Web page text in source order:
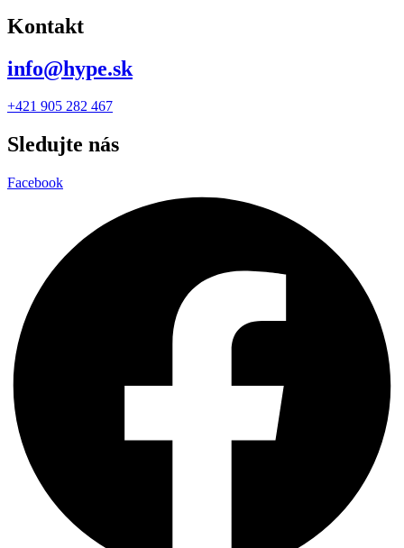
Kontakt
info@hype.sk
+421 905 282 467
Sledujte nás
Facebook